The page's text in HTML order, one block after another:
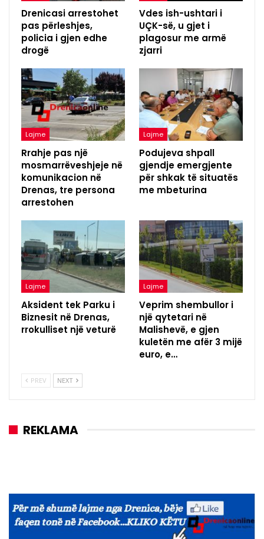
Drenicasi arrestohet
pas përleshjes,
policia i gjen edhe
drogë
Vdes ish-ushtari i
UÇK-së, u gjet i
plagosur me armë
zjarri
Lajme
Rrahje pas një
mosmarrëveshjeje në
komunikacion në
Drenas, tre persona
arrestohen
Lajme
Podujeva shpall
gjendje emergjente
për shkak të situatës
me mbeturina
Lajme
Aksident tek Parku i
Biznesit në Drenas,
rrokulliset një veturë
Lajme
Veprim shembullor i
një qytetari në
Malishevë, e gjen
kuletën me afër 3 mijë
euro, e…
PREV NEXT
REKLAMA